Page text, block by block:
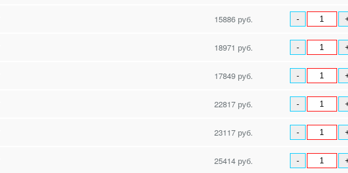
15886 руб. -
18971 руб. -
17849 руб. -
22817 руб. -
23117 руб. -
25414 руб. -